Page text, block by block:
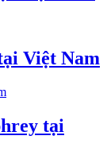
Việt Nam
tại